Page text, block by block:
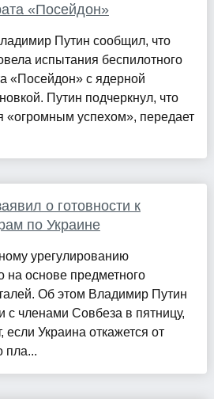
«Посейдон»
Путин сообщил, что
испытания беспилотного
«Посейдон» с ядерной
Путин подчеркнул, что
«огромным успехом», передает
о готовности к
по Украине
урегулированию
на основе предметного
Об этом Владимир Путин
с членами Совбеза в пятницу,
если Украина откажется от
пла...